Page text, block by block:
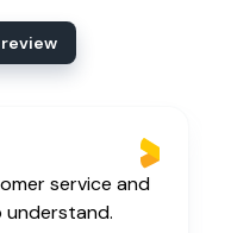
service and